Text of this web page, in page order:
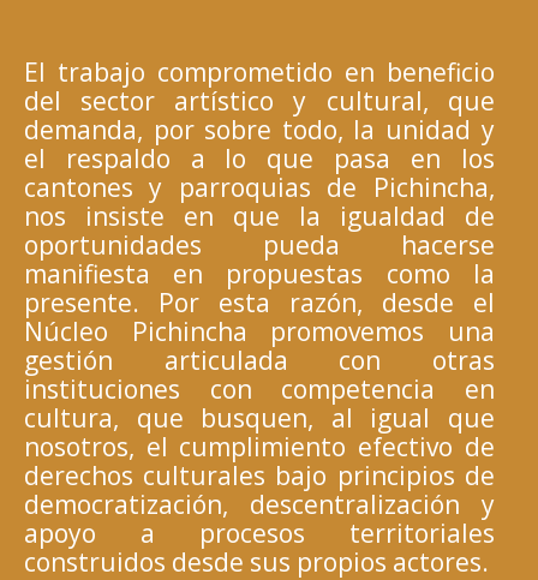
El trabajo comprometido en beneficio
del sector artístico y cultural, que
demanda, por sobre todo, la unidad y
el respaldo a lo que pasa en los
cantones y parroquias de Pichincha,
nos insiste en que la igualdad de
oportunidades pueda hacerse
manifiesta en propuestas como la
presente. Por esta razón, desde el
Núcleo Pichincha promovemos una
gestión articulada con otras
instituciones con competencia en
cultura, que busquen, al igual que
nosotros, el cumplimiento efectivo de
derechos culturales bajo principios de
democratización, descentralización y
apoyo a procesos territoriales
construidos desde sus propios actores.